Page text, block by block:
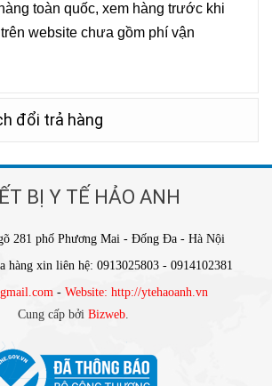
toàn quốc, xem hàng trước khi
website chưa gồm phí vận
đổi trả hàng
BỊ Y TẾ HẢO ANH
281 phố Phương Mai - Đống Đa - Hà Nội
hàng xin liên hệ: 0913025803 - 0914102381
- Website: http://ytehaoanh.vn
Cung cấp bởi Bizweb.